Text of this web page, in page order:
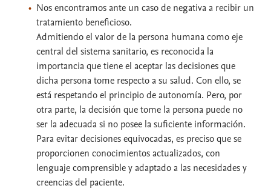
Nos encontramos ante un caso de negativa a recibir un
tratamiento beneficioso.
Admitiendo el valor de la persona humana como eje
central del sistema sanitario, es reconocida la
importancia que tiene el aceptar las decisiones que
dicha persona tome respecto a su salud. Con ello, se
está respetando el principio de autonomía. Pero, por
otra parte, la decisión que tome la persona puede no
ser la adecuada si no posee la suficiente información.
Para evitar decisiones equivocadas, es preciso que se
proporcionen conocimientos actualizados, con
lenguaje comprensible y adaptado a las necesidades y
creencias del paciente.